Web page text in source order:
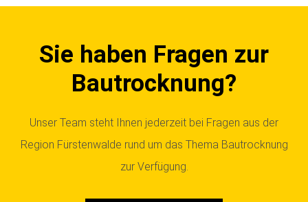
Sie haben Fragen zur
Bautrocknung?
Unser Team steht Ihnen jederzeit bei Fragen aus der
Region Fürstenwalde rund um das Thema Bautrocknung
zur Verfügung.